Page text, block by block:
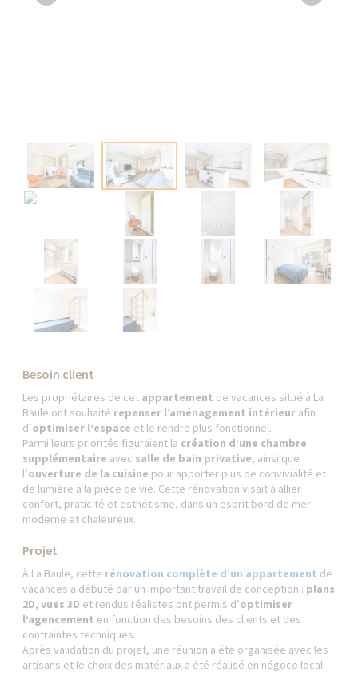
Besoin client
Les propriétaires de cet appartement de vacances situé à La
Baule ont souhaité repenser l’aménagement intérieur afin
d’optimiser l’espace et le rendre plus fonctionnel.
Parmi leurs priorités figuraient la création d’une chambre
supplémentaire avec salle de bain privative, ainsi que
l’ouverture de la cuisine pour apporter plus de convivialité et
de lumière à la pièce de vie. Cette rénovation visait à allier
confort, praticité et esthétisme, dans un esprit bord de mer
moderne et chaleureux.
Projet
À La Baule, cette rénovation complète d’un appartement de
vacances a débuté par un important travail de conception : plans
2D,vues 3D et rendus réalistes ont permis d’optimiser
l’agencement en fonction des besoins des clients et des
contraintes techniques.
Après validation du projet, une réunion a été organisée avec les
artisans et le choix des matériaux a été réalisé en négoce local.